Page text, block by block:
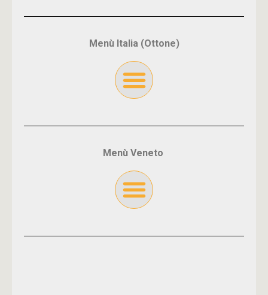
Menù Italia (Ottone)
Menù Veneto